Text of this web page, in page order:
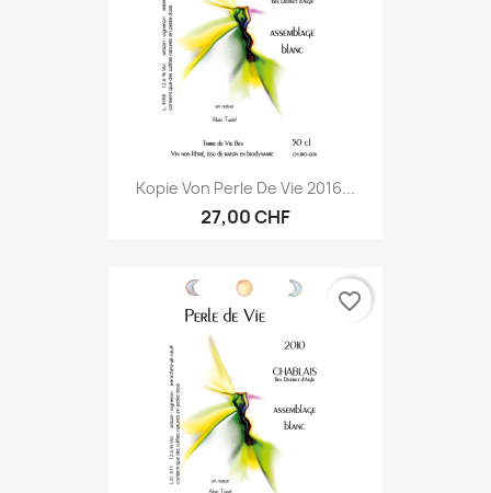
Kopie Von Perle De Vie 2016...
27,00 CHF
favorite_border